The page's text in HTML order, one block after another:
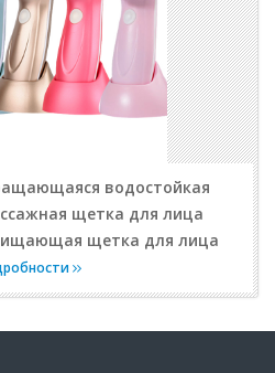
водостойкая
щетка для лица
щетка для лица